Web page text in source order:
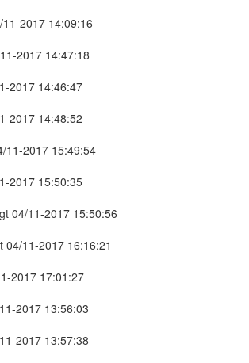
2017 14:09:16
2017 14:47:18
2017 14:46:47
2017 14:48:52
11-2017 15:49:54
2017 15:50:35
04/11-2017 15:50:56
04/11-2017 16:16:21
2017 17:01:27
2017 13:56:03
2017 13:57:38